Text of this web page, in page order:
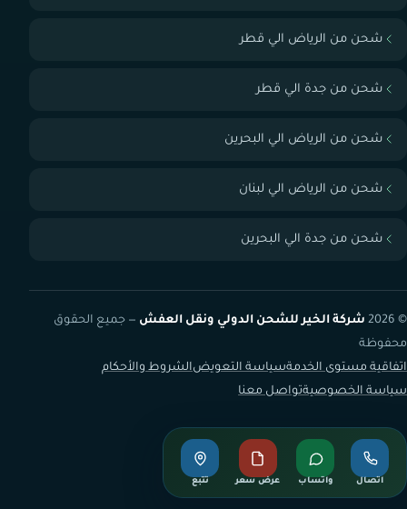
شحن من الرياض الي قطر
شحن من جدة الي قطر
شحن من الرياض الي البحرين
شحن من الرياض الي لبنان
شحن من جدة الي البحرين
© 2026 شركة الخير للشحن الدولي ونقل العفش — جميع الحقوق
محفوظة
اتفاقية مستوى الخدمةسياسة التعويضالشروط والأحكام
سياسة الخصوصيةتواصل معنا
اتصال واتساب عرض سعر تتبع